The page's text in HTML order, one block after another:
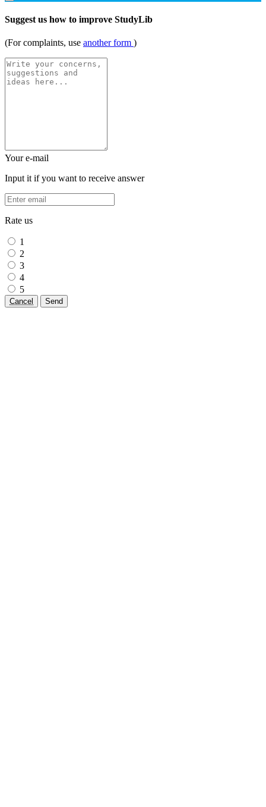
Suggest us how to improve StudyLib
(For complaints, use another form )
Your e-mail
Input it if you want to receive answer
Rate us
1
2
3
4
5
Cancel Send